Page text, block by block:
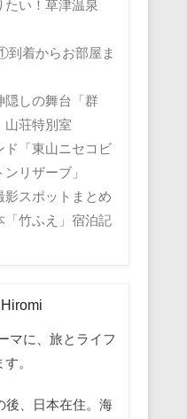
たい！草津温泉
到着からお部屋ま
隠しの舞台「群
荘特別室
ド「東山ニセコビ
リザーブ」
影スポットまとめ
「竹ふえ」宿泊記
マに、旅とライフ
。
後、日本在住。海